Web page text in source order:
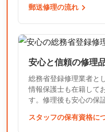
郵送修理の流れ
安心と信頼の修理
総務省登録修理業者と
情報保護士も在籍して
す。修理後も安心の保
スタッフの保有資格に